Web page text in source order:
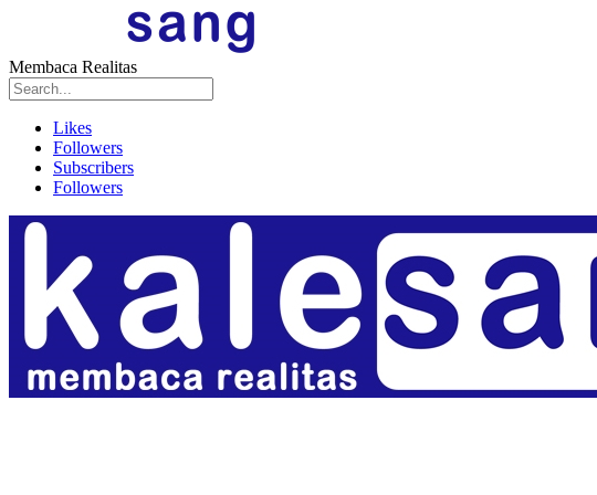
Membaca Realitas
Likes
Followers
Subscribers
Followers